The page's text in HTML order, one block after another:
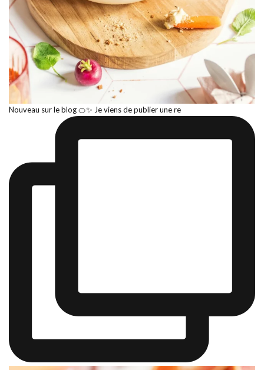
Nouveau sur le blog 🍊✨ Je viens de publier une re